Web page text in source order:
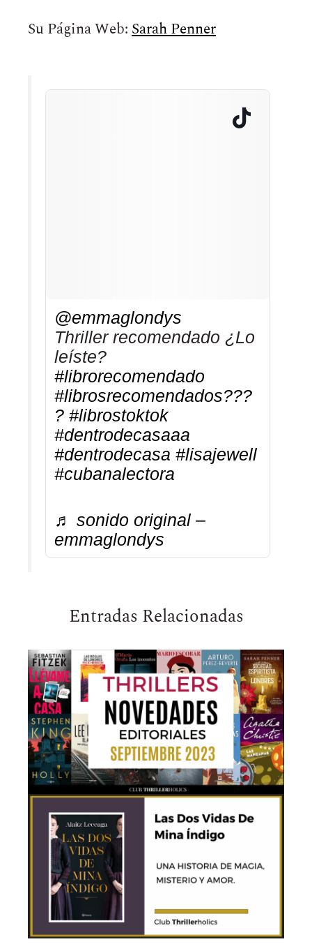
Su Página Web:Sarah Penner
@emmaglondys
Thriller recomendado ¿Lo
leíste?
#librorecomendado
#librosrecomendados???
? #librostoktok
#dentrodecasaaa
#dentrodecasa #lisajewell
#cubanalectora
♬ sonido original –
emmaglondys
Entradas Relacionadas